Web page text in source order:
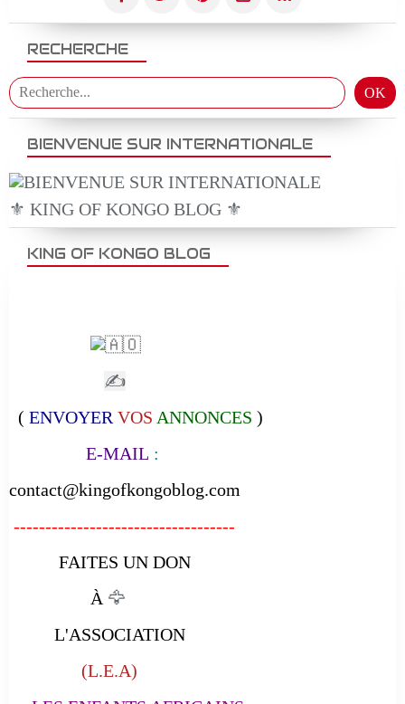
RECHERCHE
BIENVENUE SUR INTERNATIONALE
⚜️ KING OF KONGO BLOG ⚜️
KING OF KONGO BLOG
✍
( ENVOYER VOS ANNONCES )
E-MAIL :
contact@kingofkongoblog.com
-----------------------------------
FAITES UN DON
À 🦅
L'ASSOCIATION
(L.E.A)